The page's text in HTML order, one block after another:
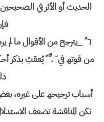
الحدیث أو الأثر في
٦ ٌ _یترجح من الأقوال ما
من قوتھ في َ . ِّ ً یُعقبُ بذكر
أسباب ترجیحھ على غیره،
تكن المناقشة تضعف